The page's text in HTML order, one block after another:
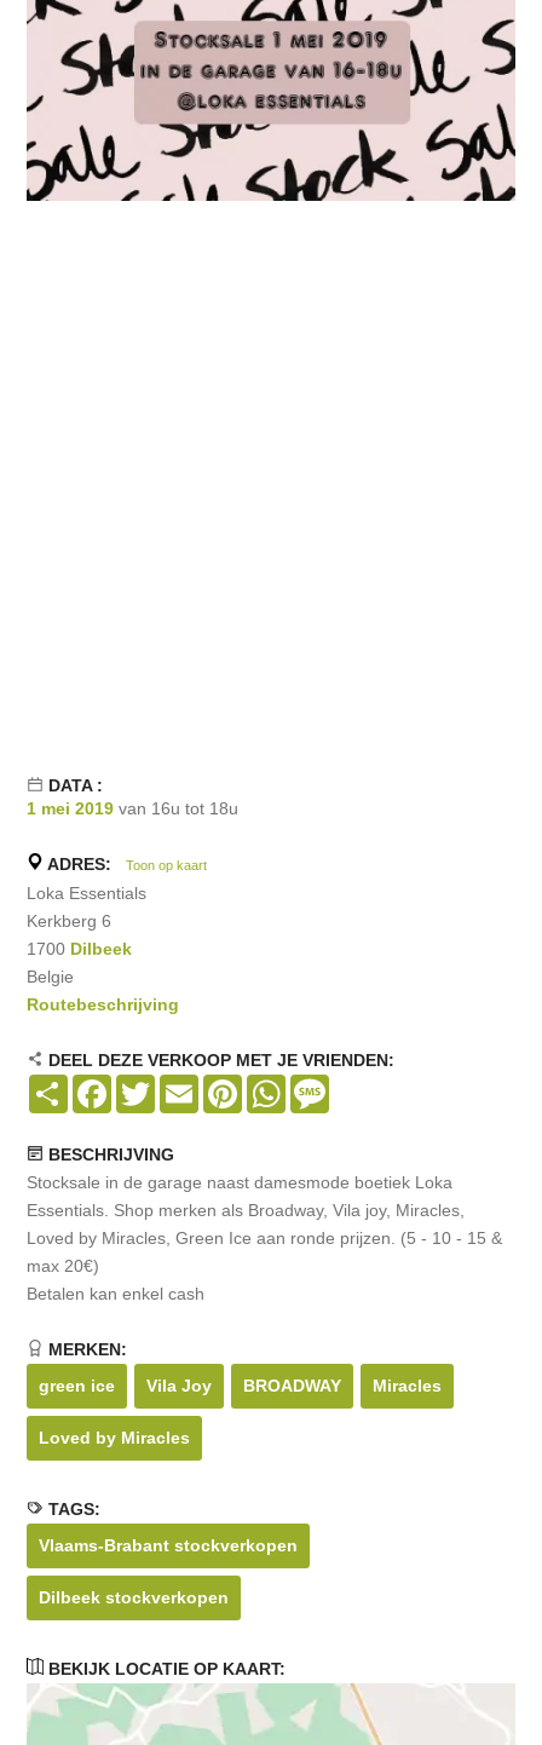
DATA :
1 mei 2019 van 16u tot 18u
ADRES: Toon op kaart
Loka Essentials
Kerkberg 6
1700 Dilbeek
Belgie
Routebeschrijving
DEEL DEZE VERKOOP MET JE VRIENDEN:
Share Facebook
TwitterEmail PinterestWhatsApp
BESCHRIJVING
Stocksale in de garage naast damesmode boetiek Loka
Essentials. Shop merken als Broadway, Vila joy, Miracles,
Loved by Miracles, Green Ice aan ronde prijzen. (5 - 10 - 15 &
max 20€)
Betalen kan enkel cash
MERKEN:
green ice
Vila Joy BROADWAY Miracles
Loved by Miracles
TAGS:
Vlaams-Brabant stockverkopen
Dilbeek stockverkopen
BEKIJK LOCATIE OP KAART: